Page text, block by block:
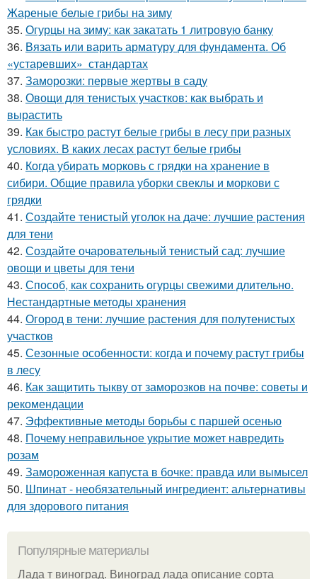
Жареные белые грибы на зиму
35. Огурцы на зиму: как закатать 1 литровую банку
36. Вязать или варить арматуру для фундамента. Об
«устаревших» стандартах
37. Заморозки: первые жертвы в саду
38. Овощи для тенистых участков: как выбрать и
вырастить
39. Как быстро растут белые грибы в лесу при разных
условиях. В каких лесах растут белые грибы
40. Когда убирать морковь с грядки на хранение в
сибири. Общие правила уборки свеклы и моркови с
грядки
41. Создайте тенистый уголок на даче: лучшие растения
для тени
42. Создайте очаровательный тенистый сад: лучшие
овощи и цветы для тени
43. Способ, как сохранить огурцы свежими длительно.
Нестандартные методы хранения
44. Огород в тени: лучшие растения для полутенистых
участков
45. Сезонные особенности: когда и почему растут грибы
в лесу
46. Как защитить тыкву от заморозков на почве: советы и
рекомендации
47. Эффективные методы борьбы с паршей осенью
48. Почему неправильное укрытие может навредить
розам
49. Замороженная капуста в бочке: правда или вымысел
50. Шпинат - необязательный ингредиент: альтернативы
для здорового питания
Популярные материалы
Лада т виноград. Виноград лада описание сорта